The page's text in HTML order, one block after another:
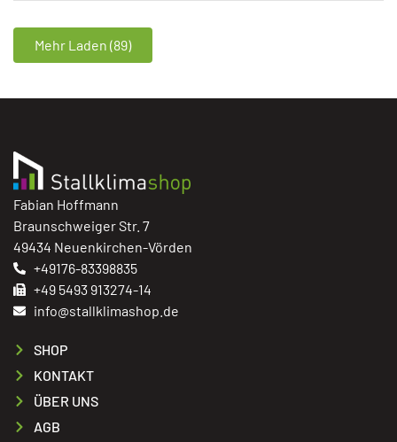
Mehr Laden (89)
Fabian Hoffmann
Braunschweiger Str. 7
49434 Neuenkirchen-Vörden
+49176-83398835
+49 5493 913274-14
info@stallklimashop.de
SHOP
KONTAKT
ÜBER UNS
AGB